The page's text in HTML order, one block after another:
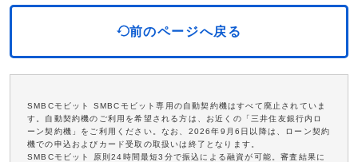
前のページへ戻る
SMBCモビット SMBCモビット専用の自動契約機はすべて廃止されていま
す。自動契約機のご利用を希望される方は、お近くの「三井住友銀行内ロ
ーン契約機」をご利用ください。なお、2026年9月6日以降は、ローン契約
機での申込およびカード受取の取扱いは終了となります。
SMBCモビット 原則24時間最短3分で振込による融資が可能。審査結果に